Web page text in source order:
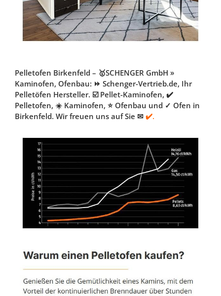
Pelletofen Birkenfeld – 🥇SCHENGER GmbH »
Kaminofen, Ofenbau: ⏩ Schenger-Vertrieb.de, Ihr
Pelletöfen Hersteller. ☑️ Pellet-Kaminofen, ✔️
Pelletofen, ☀️ Kaminofen, ⭐ Ofenbau und ✓ Ofen in
Birkenfeld. Wir freuen uns auf Sie ✉ ✔️.